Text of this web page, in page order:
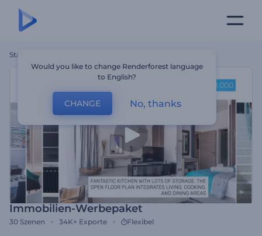
Startseite
Immobilien-Werbepaket
30 Szenen 34K+ Exporte Flexibel
Would you like to change Renderforest language
to English?
CHANGE No, thanks